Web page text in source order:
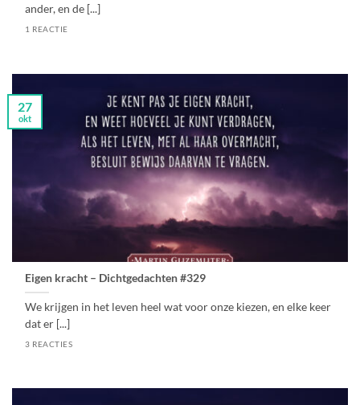
ander, en de [...]
1 REACTIE
Eigen kracht – Dichtgedachten #329
We krijgen in het leven heel wat voor onze kiezen, en elke keer
dat er [...]
3 REACTIES
27
okt